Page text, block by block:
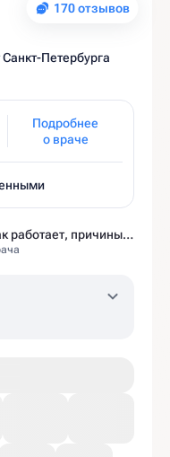
170 отзывов
Петербурга
Подробнее
о враче
Вестибулярный аппарат: как работает, причины нарушений и как тренировать?